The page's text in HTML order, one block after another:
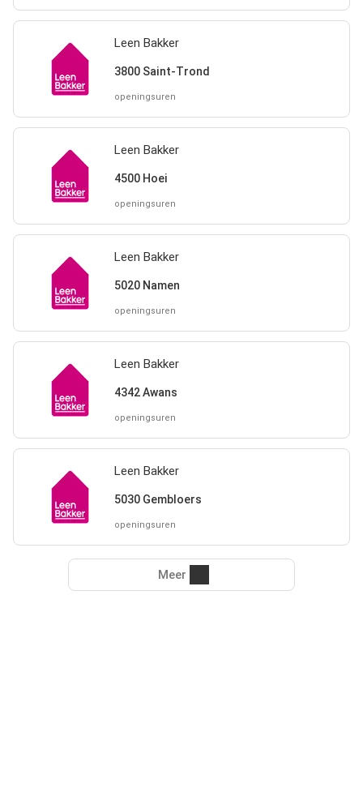
Leen Bakker
3800 Saint-Trond
openingsuren
Leen Bakker
4500 Hoei
openingsuren
Leen Bakker
5020 Namen
openingsuren
Leen Bakker
4342 Awans
openingsuren
Leen Bakker
5030 Gembloers
openingsuren
Meer